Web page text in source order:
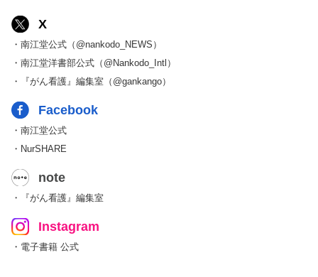
X
・南江堂公式（@nankodo_NEWS）
・南江堂洋書部公式（@Nankodo_Intl）
・『がん看護』編集室（@gankango）
Facebook
・南江堂公式
・NurSHARE
note
・『がん看護』編集室
Instagram
・電子書籍 公式